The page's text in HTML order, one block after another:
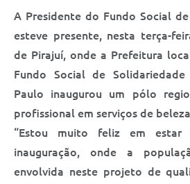
Contato
Lei Orgânica
Educação
Infraestrutura
Meio Ambiente
Saúde
A Presidente do Fundo Social
esteve presente, nesta terça-
de Pirajuí, onde a Prefeitura
Fundo Social de
Paulo inaugurou um pólo
profissional em serviços de
“Estou muito feliz em estar
inauguração, onde a
envolvida neste projeto de